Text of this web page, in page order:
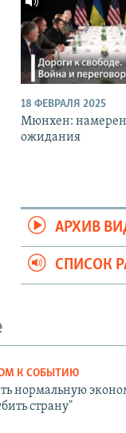
18 ФЕВРАЛЯ 2025
Мюнхен:
ожидания
АРХИВ
СПИСОК
К СОБЫТИЮ
нормальную
страну"